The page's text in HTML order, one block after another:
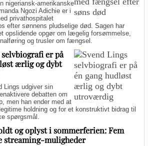
nigeriansk-amerikanske
Ngozi Adichie er i
privathospitalet
efter sønnens pludselige død. Sagen har
opslidende opgør om lægelig forsømmelse,
og trusler om fængsel.
er på
ærlig og dybt
Lings udgiver sin
debatten om
men han ender med at
holdning og for et konstruktivt bidrag til
spørgsmål.
og oplyst i sommerferien: Fem
streaming-muligheder